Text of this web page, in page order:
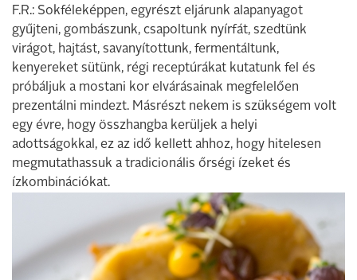
F.R.: Sokféleképpen, egyrészt eljárunk alapanyagot
gyűjteni, gombászunk, csapoltunk nyírfát, szedtünk
virágot, hajtást, savanyítottunk, fermentáltunk,
kenyereket sütünk, régi receptúrákat kutatunk fel és
próbáljuk a mostani kor elvárásainak megfelelően
prezentálni mindezt. Másrészt nekem is szükségem volt
egy évre, hogy összhangba kerüljek a helyi
adottságokkal, ez az idő kellett ahhoz, hogy hitelesen
megmutathassuk a tradicionális őrségi ízeket és
ízkombinációkat.